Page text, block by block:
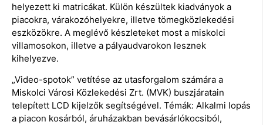
helyezett ki matricákat. Külön készültek kiadványok a
piacokra, várakozóhelyekre, illetve tömegközlekedési
eszközökre. A meglévő készleteket most a miskolci
villamosokon, illetve a pályaudvarokon lesznek
kihelyezve.
„Video-spotok” vetítése az utasforgalom számára a
Miskolci Városi Közlekedési Zrt. (MVK) buszjáratain
telepített LCD kijelzők segítségével. Témák: Alkalmi lopás
a piacon kosárból, áruházakban bevásárlókocsiból,